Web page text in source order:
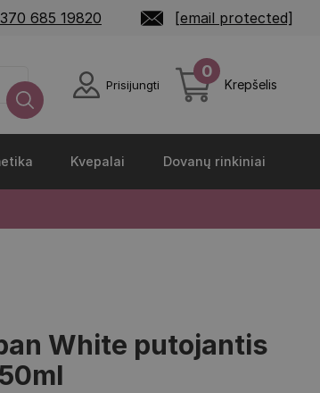
685 19820 [email protected]
Prisijungti
0
Krepšelis
Kvepalai Dovanų rinkiniai
White putojantis